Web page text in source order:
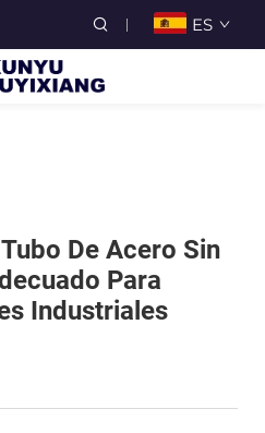
ES
De Acero Sin
Para
Industriales